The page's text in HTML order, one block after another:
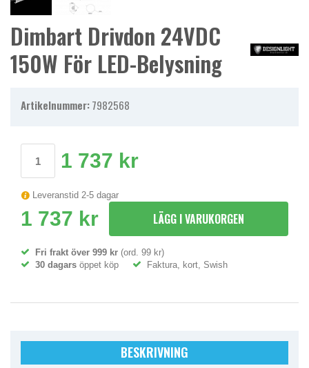
Dimbart Drivdon 24VDC
150W För LED-Belysning
Artikelnummer:7982568
1 737 kr
Leveranstid 2-5 dagar
1 737 kr LÄGG I VARUKORGEN
Fri frakt över 999 kr (ord. 99 kr)
30 dagars öppet köp Faktura, kort, Swish
BESKRIVNING